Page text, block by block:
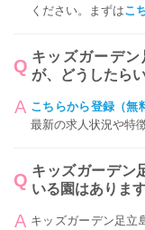
ください。まずはこ
キッズガーデ
が、どうしたら
こちらから登録（無
最新の求人状況や特
キッズガーデン
いる園はありま
キッズガーデン足立